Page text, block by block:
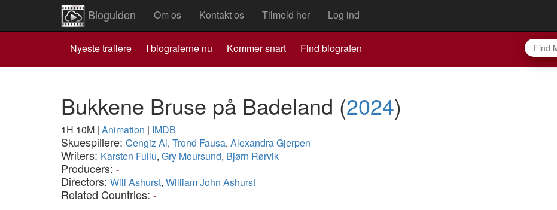
Bioguiden Om os Kontakt os Tilmeld her Log ind
Nyeste trailere I biograferne nu Kommer snart Find biografen
Bukkene Bruse på Badeland (2024)
1H 10M | Animation | IMDB
Skuespillere: Cengiz Al, Trond Fausa, Alexandra Gjerpen
Writers: Karsten Fullu, Gry Moursund, Bjørn Rørvik
Producers: -
Directors: Will Ashurst, William John Ashurst
Related Countries: -